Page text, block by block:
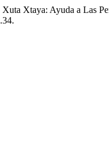
Xtaya: Ayuda a Las